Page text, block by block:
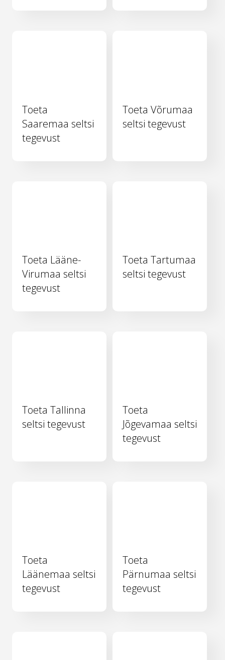
Toeta
Saaremaa seltsi
tegevust
Toeta Võrumaa
seltsi tegevust
Toeta Lääne-
Virumaa seltsi
tegevust
Toeta Tartumaa
seltsi tegevust
Toeta Tallinna
seltsi tegevust
Toeta
Jõgevamaa seltsi
tegevust
Toeta
Läänemaa seltsi
tegevust
Toeta
Pärnumaa seltsi
tegevust